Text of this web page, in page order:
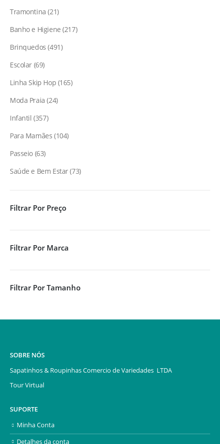
Tramontina 21
Banho e Higiene 217
Brinquedos 491
Escolar 69
Linha Skip Hop 165
Moda Praia 24
Infantil 357
Para Mamães 104
Passeio 63
Saúde e Bem Estar 73
Filtrar Por Preço
Filtrar Por Marca
Filtrar Por Tamanho
SOBRE NÓS
Sapatinhos & Roupinhas Comercio de Variedades LTDA
Tour Virtual
SUPORTE
Minha Conta
Detalhes da conta